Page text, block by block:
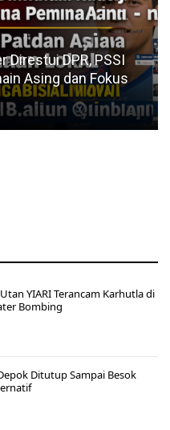
DPR, PSSI
Asing dan Fokus
YIARI Terancam Karhutla di
Bombing
Ditutup Sampai Besok